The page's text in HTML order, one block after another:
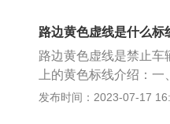
面上就是双黄线，车道
格禁止车辆跨越，因此
同方向的车道，不可以
经常能看到虚实线，
方向车道的，但此虚线
整车道数。双黄虚线又
时候，根据早晚高峰期
路边黄色虚线是什么标
路边黄色虚线是禁止车
上的黄色标线介绍：
在较为狭窄的路面上。
发布时间：2023-07-17